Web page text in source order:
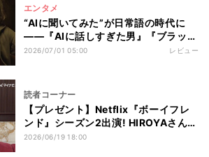
エンタメ
“AIに聞いてみた”が日常語の時代に
――『AIに話しすぎた男』『ブラッ
ク・ミラー』2つのフィクションが今
2026/07/01 05:00 レビュー
読者コーナー
【プレゼント】Netflix『ボーイフレ
ンド』シーズン2出演! HIROYAさんの
直筆サイン入りポストカード
2026/06/19 18:00